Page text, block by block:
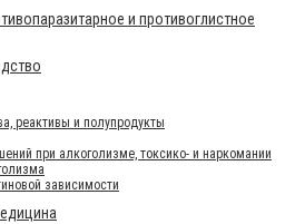
и противоглистное
реактивы и полупродукты
при алкоголизме, токсико- и наркомании
зависимости